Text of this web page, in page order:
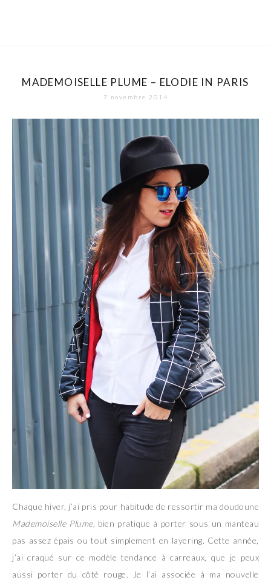
MADEMOISELLE PLUME – ELODIE IN PARIS
7 novembre 2014
Chaque hiver, j’ai pris pour habitude de ressortir ma doudoune
Mademoiselle Plume, bien pratique à porter sous un manteau
pas assez épais ou tout simplement en layering. Cette année,
j’ai craqué sur ce modèle tendance à carreaux, que je peux
aussi porter du côté rouge. Je l’ai associée à ma nouvelle